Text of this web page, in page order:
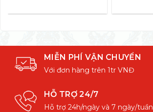
MIỄN PHÍ VẬN CHUYỂN
Với đơn hàng trên 1tr VNĐ
HỖ TRỢ 24/7
Hỗ trợ 24h/ngày và 7 ngày/tuần